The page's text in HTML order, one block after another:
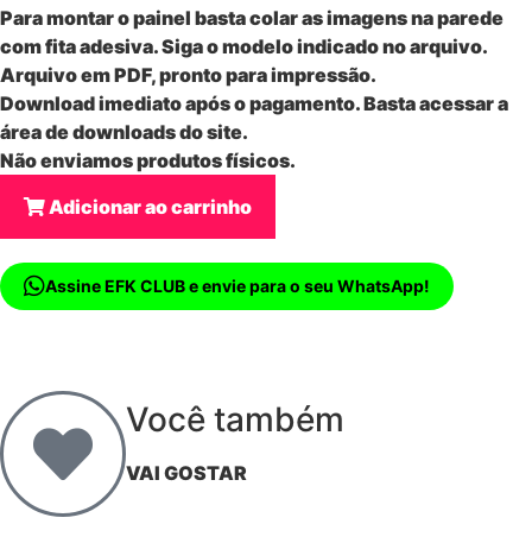
Para montar o painel basta colar as imagens na parede
com fita adesiva. Siga o modelo indicado no arquivo.
Arquivo em PDF, pronto para impressão.
Download imediato após o pagamento. Basta acessar a
área de downloads do site.
Não enviamos produtos físicos.
Adicionar ao carrinho
Assine EFK CLUB e envie para o seu WhatsApp!
Você também
VAI GOSTAR